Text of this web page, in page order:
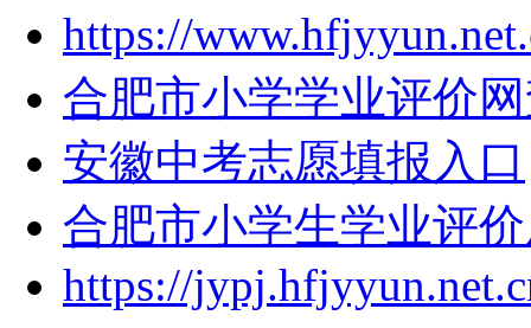
https://
合肥市小学学业评价
安徽中考志愿填报入口
合肥市小学生学业评
https://